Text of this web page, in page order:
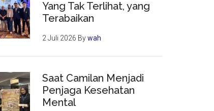
Yang Tak Terlihat, yang
Terabaikan
2 Juli 2026 Bywah
Saat Camilan Menjadi
Penjaga Kesehatan
Mental